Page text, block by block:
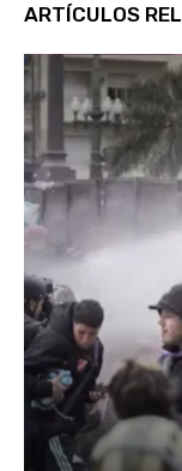
ARTÍCULOS